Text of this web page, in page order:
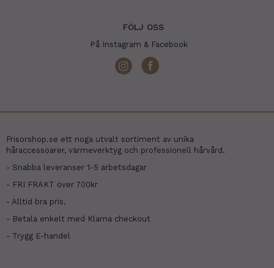
FÖLJ OSS
På Instagram & Facebook
Frisorshop.se ett noga utvalt sortiment av unika
håraccessoarer, värmeverktyg och professionell hårvård.
- Snabba leveranser 1-5 arbetsdagar
- FRI FRAKT över 700kr
- Alltid bra pris.
- Betala enkelt med Klarna checkout
- Trygg E-handel